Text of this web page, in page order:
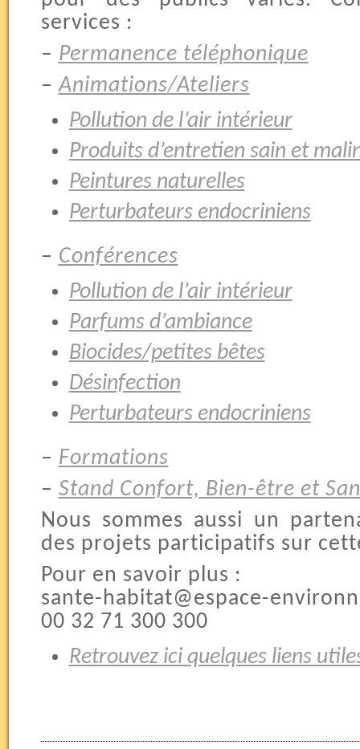
services :
– Permanence téléphonique
– Animations/Ateliers
Pollution de l’air intérieur
Produits d’entretien sain et
Peintures naturelles
Perturbateurs endocriniens
– Conférences
Pollution de l’air intérieur
Parfums d’ambiance
Biocides/petites bêtes
Désinfection
Perturbateurs endocriniens
– Formations
– Stand Confort, Bien-être et
Nous sommes aussi un
des projets participatifs sur
Pour en savoir plus :
sante-habitat@espace-
00 32 71 300 300
Retrouvez ici quelques liens